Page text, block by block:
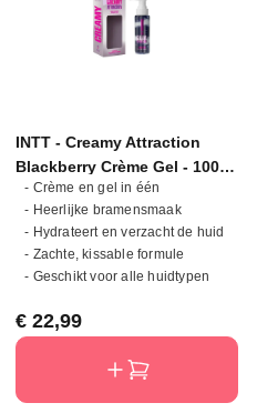
INTT - Creamy Attraction
Blackberry Crème Gel - 100
ml
- Crème en gel in één
- Heerlijke bramensmaak
- Hydrateert en verzacht de huid
- Zachte, kissable formule
- Geschikt voor alle huidtypen
Normale prijs:
€ 22,99